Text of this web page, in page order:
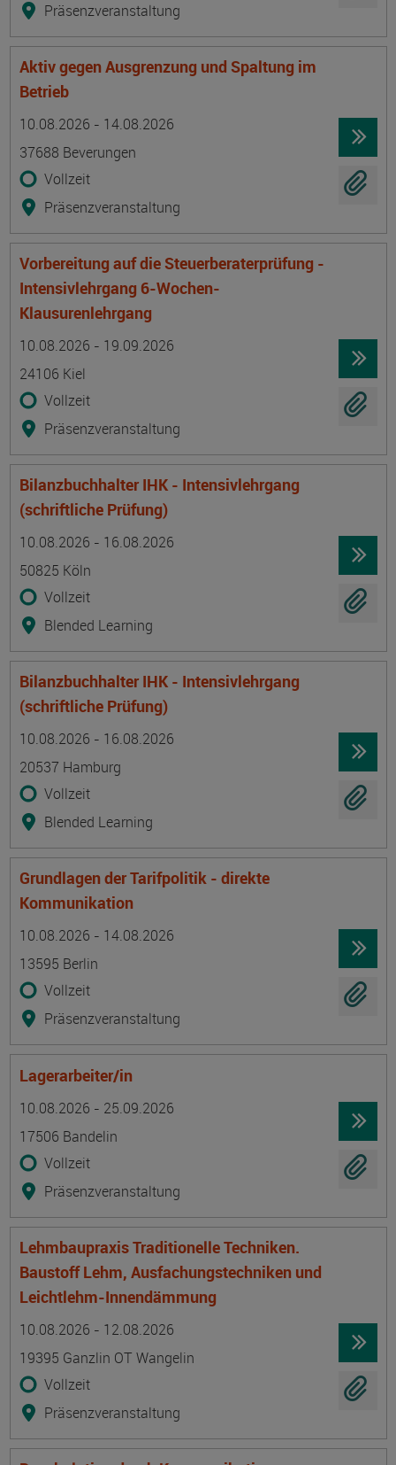
Präsenzveranstaltung
Aktiv gegen Ausgrenzung und Spaltung im
Betrieb
10.08.2026 - 14.08.2026
37688 Beverungen
Vollzeit
Präsenzveranstaltung
Vorbereitung auf die Steuerberaterprüfung -
Intensivlehrgang 6-Wochen-
Klausurenlehrgang
10.08.2026 - 19.09.2026
24106 Kiel
Vollzeit
Präsenzveranstaltung
Bilanzbuchhalter IHK - Intensivlehrgang
(schriftliche Prüfung)
10.08.2026 - 16.08.2026
50825 Köln
Vollzeit
Blended Learning
Bilanzbuchhalter IHK - Intensivlehrgang
(schriftliche Prüfung)
10.08.2026 - 16.08.2026
20537 Hamburg
Vollzeit
Blended Learning
Grundlagen der Tarifpolitik - direkte
Kommunikation
10.08.2026 - 14.08.2026
13595 Berlin
Vollzeit
Präsenzveranstaltung
Lagerarbeiter/in
10.08.2026 - 25.09.2026
17506 Bandelin
Vollzeit
Präsenzveranstaltung
Lehmbaupraxis Traditionelle Techniken.
Baustoff Lehm, Ausfachungstechniken und
Leichtlehm-Innendämmung
10.08.2026 - 12.08.2026
19395 Ganzlin OT Wangelin
Vollzeit
Präsenzveranstaltung